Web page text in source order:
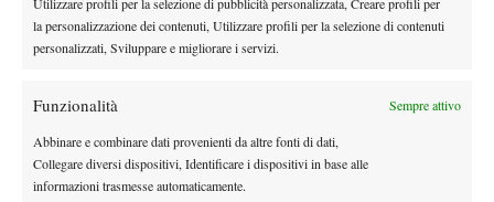
la personalizzazione dei contenuti, Utilizzare profili per la selezione di contenuti
personalizzati, Sviluppare e migliorare i servizi.
Funzionalità Sempre attivo
Abbinare e combinare dati provenienti da altre fonti di dati,
Collegare diversi dispositivi, Identificare i dispositivi in base alle
informazioni trasmesse automaticamente.
DI TENDENZA
Atp News